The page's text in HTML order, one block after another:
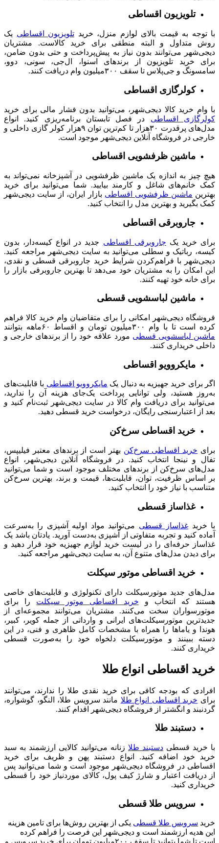
تلویزیون اقساطی
با توجه به قیمت بالای لوازم منزل، خرید تلویزیون اقساطی یک
روش متداول و البته منطقی برای خرید کالاست. مشتریان
دیجی‌شهر می‌توانند بدون نیاز به پیش‌پرداخت و حتی بدون ضامن،
برای خرید تلویزیون از برندهای اسنوا، ال‌جی، سونی، دوو،
سامسونگ و جی‌پلاس تا سقف ۳۰۰میلیون وام دریافت کنند.
کولرگازی اقساطی
با وام خرید کالا دیجی‌شهر، می‌توانید بدون فشار مالی برای خرید
کولرگازی اقساطی
در فصل تابستان برنامه‌ریزی کنید. انواع
مدل‌های پرقدرت ۳۰هزار تا کم‌ترین توان ۹هزار کولر گازی داخلی و
خارجی در فروشگاه آنلاین دیجی‌شهر موجود است.
ماشین ظرفشویی اقساطی
هیچ چیز به اندازه یک ماشین ظرفشویی در آشپزخانه نمی‌تواند به
کمک خانم‌های شاغل و کارمند بیایید. شما می‌توانید برای خرید
بهترین ماشین ظرفشویی اقساطی بازار ایران، از سایت دیجی‌شهر
کمک بگیرید و بهترین مدل را انتخاب کنید.
جاروبرقی اقساطی
برای خرید یک جاروبرقی‌ اقساطی جدید در انواع کیسه‌دار، بدون
کیسه، رباتیک و سطلی می‌توانید به سایت دیجی‌شهر مراجعه کنید.
دیجی‌شهر با فراهم‌کردن شرایط خرید جاروبرقی قسطی و نقدی،
این امکان را به مشتریان خود می‌دهد تا بهترین جاروبرقی بازار را
برای خانه خود تهیه کنند.
ماشین لباسشویی قسطی
فروشگاه دیجی‌شهر امکانی را برای متقاضیان وام خرید کالا فراهم
کرده است تا با وام ۳۰۰میلیون تومان و اقساط ۶۰ماهه بتوانند
ماشین لباسشویی قسطی مورد علاقه خود را از برندهای خارجی و
داخلی خریداری کنند.
مایکروویو اقساطی
اگر برای خرید جهیزیه به دنبال یک مایکروویو اقساطی با قابلیت‌‌های
به‌روز هستید، ولی توانایی پرداخت یک‌جای هزینه آن را ندارید،
می‌توانید برای دریافت وام کالا در سایت دیجی‌شهر ثبت‌نام کنید و
بعد از اعتبارسنجی رایگان، درخواست خرید قسطی دهید.
خرید اقساطی سرخ‌کن
برای خرید اقساطی سرخ‌کن بهتر است از برندهای معتبر فیلیپس،
تفال و نینجا انتخاب کنید. در فروشگاه آنلاین دیجی‌شهر، انواع
مدل‌های سرخ‌کن از برندهای مختلف موجود است و شما می‌توانید
بر اساس ظرفیت، توان، قابلیت‌ها، قیمت و برند، بهترین سرخ‌کن
متناسب با نیاز خود را انتخاب کنید.
غذاساز قسطی
با خرید غذاساز قسطی می‌توانید مواد اولیه آشپزی را به‌سرعت
آماده کنید و تجربه متفاوتی از آشپزی به‌دست آورید. یادتان باشد یک
غذاساز حرفه‌ای را در لیست خرید لوازم جهیزیه خود قرار دهید و
برای دیدن مدل‌های متنوع آن، به سایت دیجی‌شهر مراجعه کنید.
خرید اقساطی موتور سیکلت
مدل‌های جدید موتورسیکلت دارای تکنولوژی و قابلیت‌های خاصی
هستند که انتخاب و
خرید اقساطی موتور سیکلت
را برای
موتورسواران سخت می‌کنند. مشتریان می‌توانند مجموعه‌ای از
جدیدترین موتورسیکلت‌های ایرانی و وارداتی از جمله کویر، کبیر،
هوندا و یاماها را همراه با مشخصات کامل ظاهری و فنی، در این
دسته ببینند و موتورسیکلت دلخواه خود را به‌صورت قسطی
خریداری کنند.
خرید اقساطی انواع طلا
افرادی که بودجه کافی برای خرید نقدی طلا را ندارند، می‌توانند
برای خرید اقساطی انواع طلا مانند سرویس طلا، النگو، گوشواره،
گردنبند و انگشتر از فروشگاه دیجی‌شهر اقدام کنند.
دستبند طلا
با خرید قسطی دستبند طلا زنانه می‌توانید کالایی ارزشمند به سبد
خرید خود اضافه کنید. انواع دستبند پهن و ظریف برای خرید
اقساطی در فروشگاه دیجی‌شهر موجود است و شما می‌توانید پس
از دریافت اعتبار و شارژ کیف پول، کالای موردنیاز خود را قسطی
خریداری کنید.
سرویس طلا قسطی
خرید سرویس طلا قسطی یکی از بهترین روش‌ها برای تامین هزینه
این هدیه ارزشمند است و دیجی‌شهر این فرصت را فراهم کرده